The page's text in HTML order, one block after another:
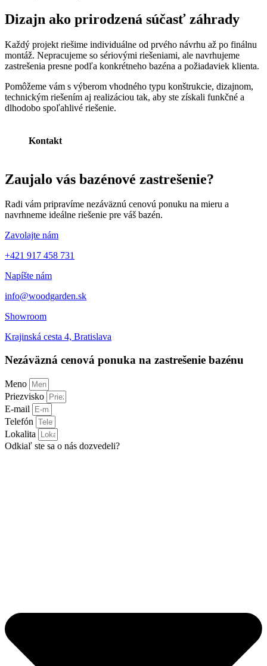
Dizajn ako prirodzená súčasť záhrady
Každý projekt riešime individuálne od prvého návrhu až po finálnu
montáž. Nepracujeme so sériovými riešeniami, ale navrhujeme
zastrešenia presne podľa konkrétneho bazéna a požiadaviek klienta.
Pomôžeme vám s výberom vhodného typu konštrukcie, dizajnom,
technickým riešením aj realizáciou tak, aby ste získali funkčné a
dlhodobo spoľahlivé riešenie.
Kontakt
Zaujalo vás bazénové zastrešenie?
Radi vám pripravíme nezáväznú cenovú ponuku na mieru a
navrhneme ideálne riešenie pre váš bazén.
Zavolajte nám
+421 917 458 731
Napíšte nám
info@woodgarden.sk
Showroom
Krajinská cesta 4, Bratislava
Nezáväzná cenová ponuka na zastrešenie bazénu
Meno
Priezvisko
E-mail
Telefón
Lokalita
Odkiaľ ste sa o nás dozvedeli?